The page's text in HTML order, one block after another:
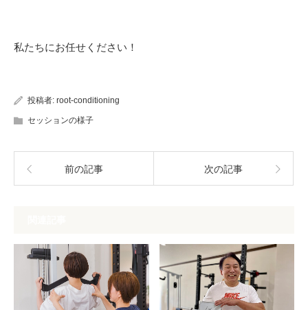
私たちにお任せください！
投稿者: root-conditioning
セッションの様子
前の記事 次の記事